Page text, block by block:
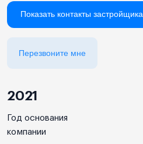
Показать контакты застройщика
Перезвоните мне
2021
Год основания
компании